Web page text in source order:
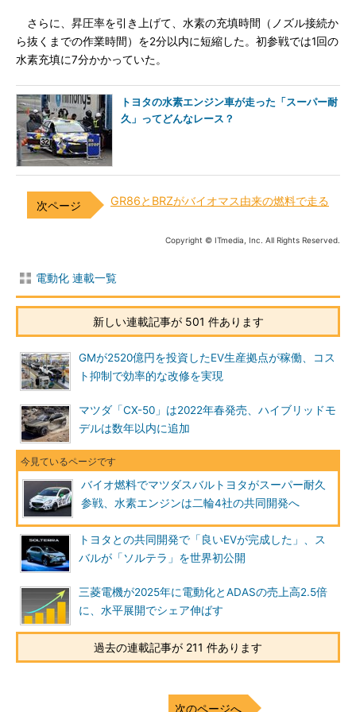
さらに、昇圧率を引き上げて、水素の充填時間（ノズル接続か
ら抜くまでの作業時間）を2分以内に短縮した。初参戦では1回の
水素充填に7分かかっていた。
トヨタの水素エンジン車が走った「スーパー耐
久」ってどんなレース？
GR86とBRZがバイオマス由来の燃料で走る
Copyright © ITmedia, Inc. All Rights Reserved.
電動化 連載一覧
新しい連載記事が 501 件あります
GMが2520億円を投資したEV生産拠点が稼働、コス
ト抑制で効率的な改修を実現
マツダ「CX-50」は2022年春発売、ハイブリッドモ
デルは数年以内に追加
バイオ燃料でマツダスバルトヨタがスーパー耐久
参戦、水素エンジンは二輪4社の共同開発へ
トヨタとの共同開発で「良いEVが完成した」、ス
バルが「ソルテラ」を世界初公開
三菱電機が2025年に電動化とADASの売上高2.5倍
に、水平展開でシェア伸ばす
過去の連載記事が 211 件あります
次のページへ